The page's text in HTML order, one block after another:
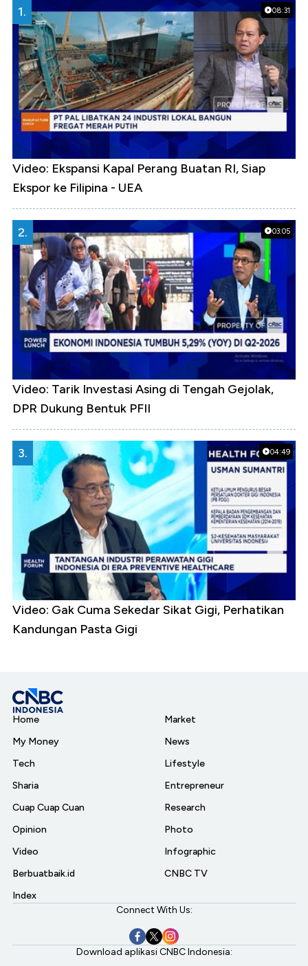
08:31
1.
Video: Ekspansi Kapal Perang Buatan RI, Siap
Ekspor ke Filipina - UEA
03:05
2.
Video: Tarik Investasi Asing di Tengah Gejolak,
DPR Dukung Bentuk PFII
04:49
3.
Video: Gak Cuma Sekedar Sikat Gigi, Perhatikan
Kandungan Pasta Gigi
Home
My Money
Tech
Sharia
Cuap Cuap Cuan
Opinion
Video
Berbuatbaik.id
Index
Market
News
Lifestyle
Entrepreneur
Research
Photo
Infographic
CNBC TV
Connect With Us:
Download aplikasi CNBC Indonesia: